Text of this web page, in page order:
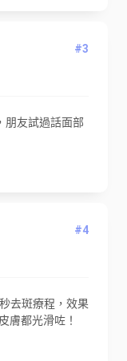
#3
朋友試過話面部
#4
去斑療程，效果
膚都光滑咗！